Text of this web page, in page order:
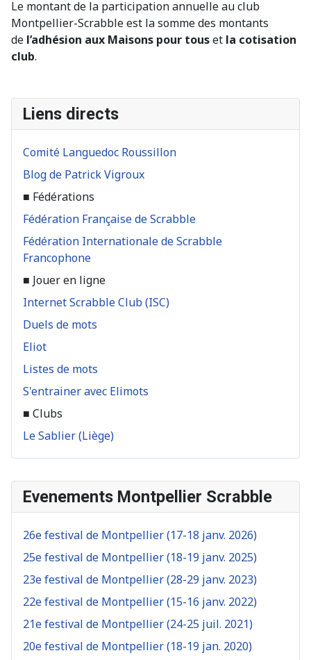
Evenements Montpellier Scrabble
26e festival de Montpellier (17-18 janv. 2026)
25e festival de Montpellier (18-19 janv. 2025)
23e festival de Montpellier (28-29 janv. 2023)
22e festival de Montpellier (15-16 janv. 2022)
21e festival de Montpellier (24-25 juil. 2021)
20e festival de Montpellier (18-19 jan. 2020)
Le montant de la participation annuelle au club
Montpellier-Scrabble est la somme des montants
de l’adhésion aux Maisons pour touset la cotisation
club.
Liens directs
Comité Languedoc Roussillon
Blog de Patrick Vigroux
■ Fédérations
Fédération Française de Scrabble
Fédération Internationale de Scrabble
Francophone
■ Jouer en ligne
Internet Scrabble Club (ISC)
Duels de mots
Eliot
Listes de mots
S'entrainer avec Elimots
■ Clubs
Le Sablier (Liège)